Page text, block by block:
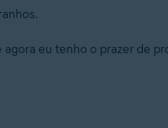
eu tenho o prazer de